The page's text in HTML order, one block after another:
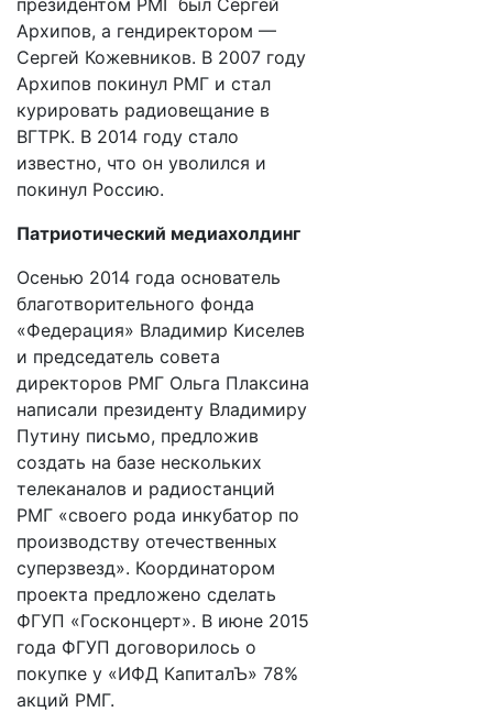
президентом РМГ был Сергей
Архипов, а гендиректором —
Сергей Кожевников. В 2007 году
Архипов покинул РМГ и стал
курировать радиовещание в
ВГТРК. В 2014 году стало
известно, что он уволился и
покинул Россию.
Патриотический медиахолдинг
Осенью 2014 года основатель
благотворительного фонда
«Федерация» Владимир Киселев
и председатель совета
директоров РМГ Ольга Плаксина
написали президенту Владимиру
Путину письмо, предложив
создать на базе нескольких
телеканалов и радиостанций
РМГ «своего рода инкубатор по
производству отечественных
суперзвезд». Координатором
проекта предложено сделать
ФГУП «Госконцерт». В июне 2015
года ФГУП договорилось о
покупке у «ИФД КапиталЪ» 78%
акций РМГ.